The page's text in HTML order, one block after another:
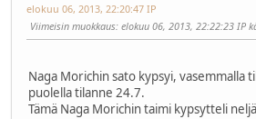
elokuu 06, 2013, 22:20:47 IP
Viimeisin muokkaus: elokuu 06, 2013, 22:22:23 IP
Naga Morichin sato kypsyi, vasemmalla
puolella tilanne 24.7.
Tämä Naga Morichin taimi kypsytteli